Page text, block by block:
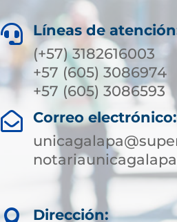

Líneas de
(+57) 3182616003
+57 (605) 3086974
+57 (605) 3086593

Correo electrónico:
Dirección: